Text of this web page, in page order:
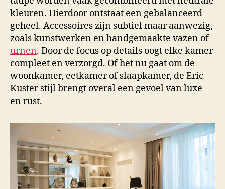
kleuren. Hierdoor ontstaat een gebalanceerd
geheel. Accessoires zijn subtiel maar aanwezig,
zoals kunstwerken en handgemaakte vazen of
urnen. Door de focus op details oogt elke kamer
compleet en verzorgd. Of het nu gaat om de
woonkamer, eetkamer of slaapkamer, de Eric
Kuster stijl brengt overal een gevoel van luxe
en rust.